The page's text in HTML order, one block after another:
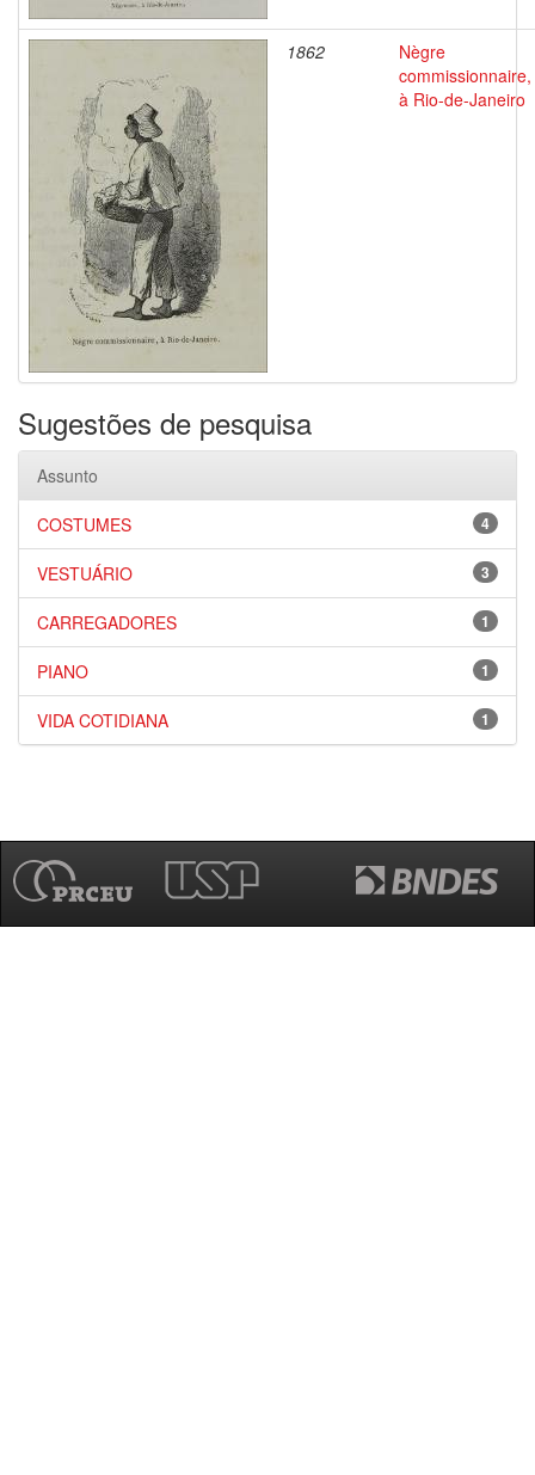
1862
Nègre
commissionnaire,
à Rio-de-Janeiro
Sugestões de pesquisa
Assunto
4
COSTUMES
3
VESTUÁRIO
1
CARREGADORES
1
PIANO
1
VIDA COTIDIANA